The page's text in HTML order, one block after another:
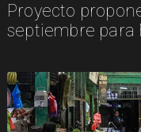
Proyecto
septiembre para